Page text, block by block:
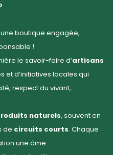
une boutique engagée,
!
le savoir-faire d’artisans
et d’initiatives locales qui
respect du vivant,
naturels, souvent en
de circuits courts. Chaque
une âme.